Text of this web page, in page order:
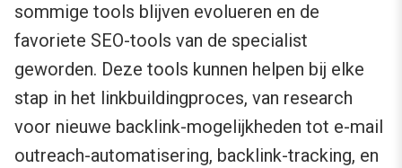
sommige tools blijven evolueren en de
favoriete SEO-tools van de specialist
geworden. Deze tools kunnen helpen bij elke
stap in het linkbuildingproces, van research
voor nieuwe backlink-mogelijkheden tot e-mail
outreach-automatisering, backlink-tracking, en